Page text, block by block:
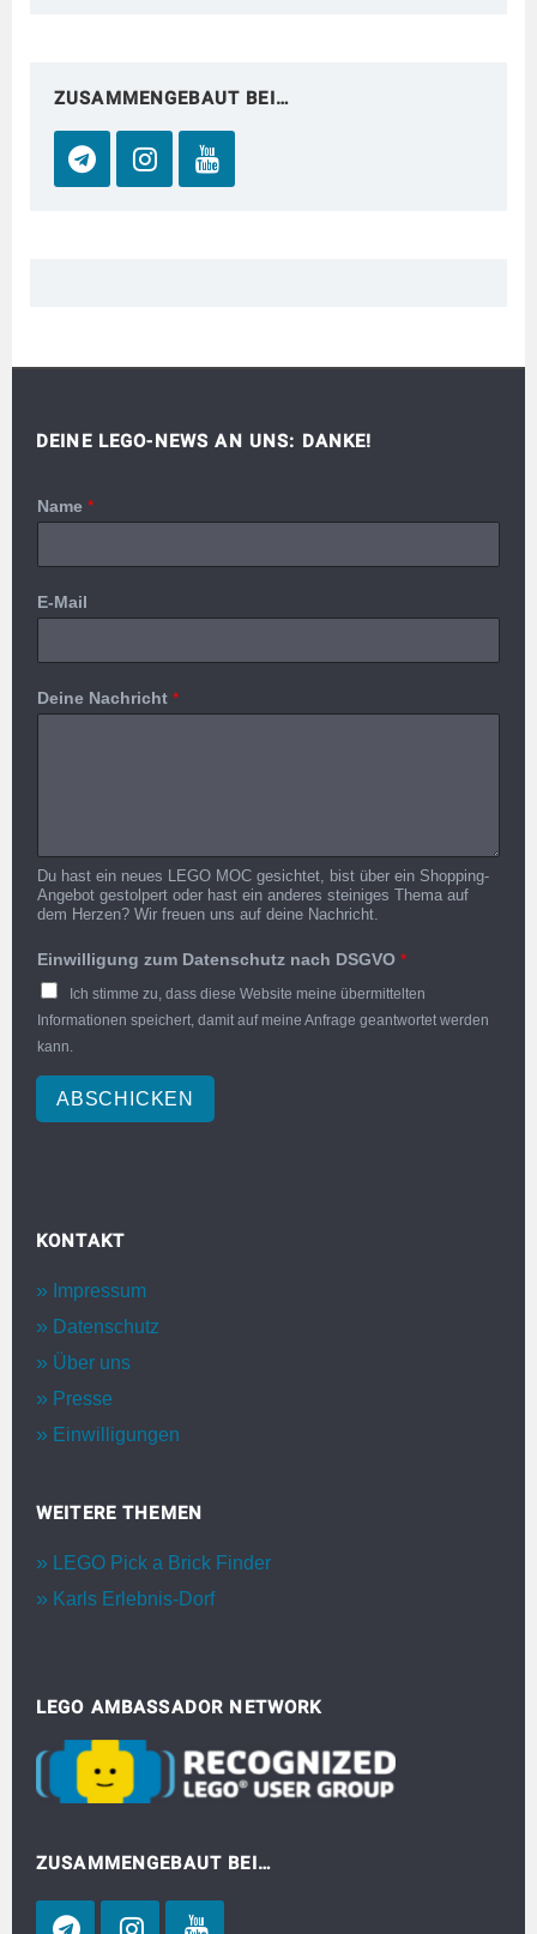
ZUSAMMENGEBAUT BEI…
DEINE LEGO-NEWS AN UNS: DANKE!
Name *
E-Mail
Deine Nachricht *
Du hast ein neues LEGO MOC gesichtet, bist über ein Shopping-
Angebot gestolpert oder hast ein anderes steiniges Thema auf
dem Herzen? Wir freuen uns auf deine Nachricht.
Einwilligung zum Datenschutz nach DSGVO *
Ich stimme zu, dass diese Website meine übermittelten
Informationen speichert, damit auf meine Anfrage geantwortet werden
kann.
ABSCHICKEN
KONTAKT
Impressum
Datenschutz
Über uns
Presse
Einwilligungen
WEITERE THEMEN
LEGO Pick a Brick Finder
Karls Erlebnis-Dorf
LEGO AMBASSADOR NETWORK
ZUSAMMENGEBAUT BEI…